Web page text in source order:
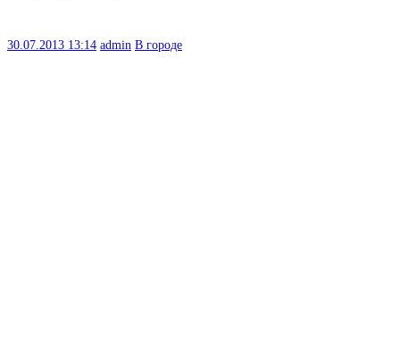
30.07.2013 13:14 admin В городе